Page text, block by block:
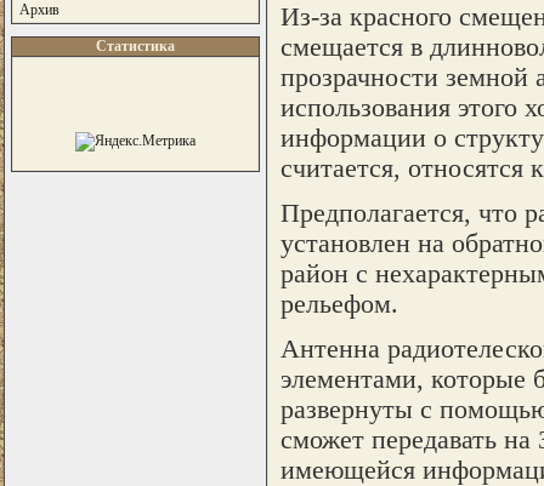
Архив
Статистика
Из-за красного
смещается в
прозрачности земной
использования этого
информации о
считается,
Предполагается, что
установлен на
район с
рельефом.
Антенна
элементами, которые
развернуты с
сможет передавать
имеющейся